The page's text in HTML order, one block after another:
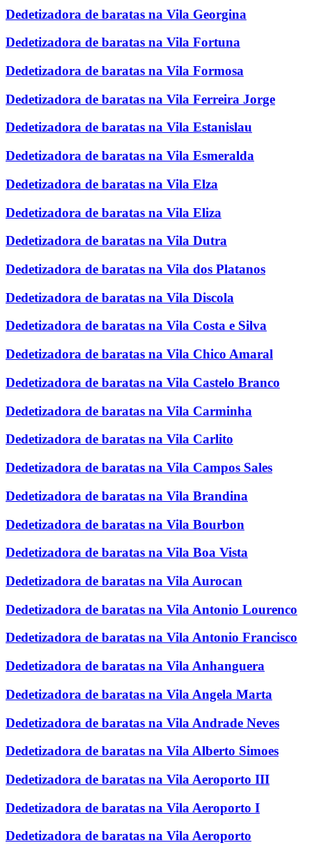
Dedetizadora de baratas na Vila Georgina
Dedetizadora de baratas na Vila Fortuna
Dedetizadora de baratas na Vila Formosa
Dedetizadora de baratas na Vila Ferreira Jorge
Dedetizadora de baratas na Vila Estanislau
Dedetizadora de baratas na Vila Esmeralda
Dedetizadora de baratas na Vila Elza
Dedetizadora de baratas na Vila Eliza
Dedetizadora de baratas na Vila Dutra
Dedetizadora de baratas na Vila dos Platanos
Dedetizadora de baratas na Vila Discola
Dedetizadora de baratas na Vila Costa e Silva
Dedetizadora de baratas na Vila Chico Amaral
Dedetizadora de baratas na Vila Castelo Branco
Dedetizadora de baratas na Vila Carminha
Dedetizadora de baratas na Vila Carlito
Dedetizadora de baratas na Vila Campos Sales
Dedetizadora de baratas na Vila Brandina
Dedetizadora de baratas na Vila Bourbon
Dedetizadora de baratas na Vila Boa Vista
Dedetizadora de baratas na Vila Aurocan
Dedetizadora de baratas na Vila Antonio Lourenco
Dedetizadora de baratas na Vila Antonio Francisco
Dedetizadora de baratas na Vila Anhanguera
Dedetizadora de baratas na Vila Angela Marta
Dedetizadora de baratas na Vila Andrade Neves
Dedetizadora de baratas na Vila Alberto Simoes
Dedetizadora de baratas na Vila Aeroporto III
Dedetizadora de baratas na Vila Aeroporto I
Dedetizadora de baratas na Vila Aeroporto